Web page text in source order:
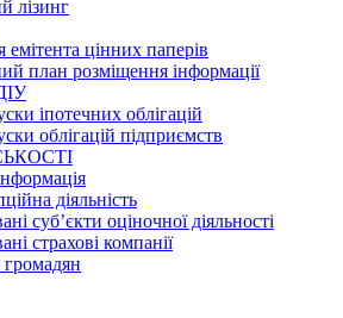
лізинг
емітента цінних паперів
план розміщення інформації
іпотечних облігацій
облігацій підприємств
діяльність
суб’єкти оціночної діяльності
страхові компанії